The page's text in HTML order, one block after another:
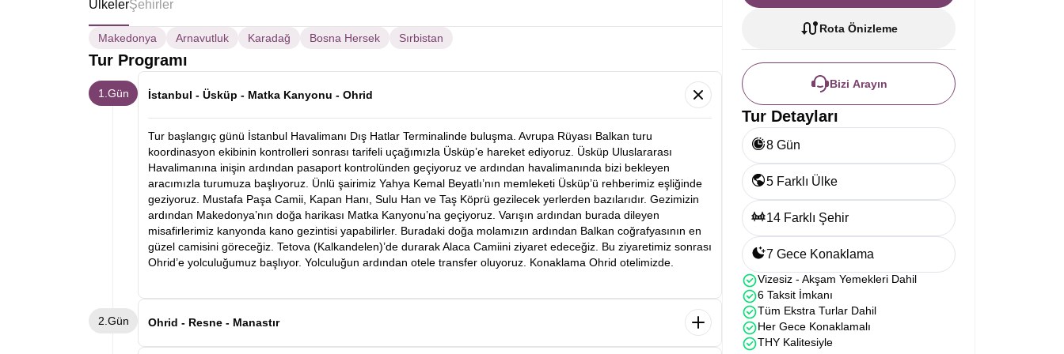
ÜlkelerŞehirler
Makedonya Arnavutluk Karadağ Bosna Hersek Sırbistan
Tur Programı
1.Gün İstanbul - Üsküp - Matka Kanyonu - Ohrid
Tur başlangıç günü İstanbul Havalimanı Dış Hatlar Terminalinde buluşma. Avrupa Rüyası Balkan turu
koordinasyon ekibinin kontrolleri sonrası tarifeli uçağımızla Üsküp’e hareket ediyoruz. Üsküp Uluslararası
Havalimanına inişin ardından pasaport kontrolünden geçiyoruz ve ardından havalimanında bizi bekleyen
aracımızla turumuza başlıyoruz. Ünlü şairimiz Yahya Kemal Beyatlı’nın memleketi Üsküp’ü rehberimiz eşliğinde
geziyoruz. Mustafa Paşa Camii, Kapan Hanı, Sulu Han ve Taş Köprü gezilecek yerlerden bazılarıdır. Gezimizin
ardından Makedonya’nın doğa harikası Matka Kanyonu’na geçiyoruz. Varışın ardından burada dileyen
misafirlerimiz kanyonda kano gezintisi yapabilirler. Buradaki doğa molamızın ardından Balkan coğrafyasının en
güzel camisini göreceğiz. Tetova (Kalkandelen)’de durarak Alaca Camiini ziyaret edeceğiz. Bu ziyaretimiz sonrası
Ohrid’e yolculuğumuz başlıyor. Yolculuğun ardından otele transfer oluyoruz. Konaklama Ohrid otelimizde.
2.Gün Ohrid - Resne - Manastır
Rota Önizleme
Bizi Arayın
Tur Detayları
8 Gün
5 Farklı Ülke
14 Farklı Şehir
7 Gece Konaklama
Vizesiz - Akşam Yemekleri Dahil
6 Taksit İmkanı
Tüm Ekstra Turlar Dahil
Her Gece Konaklamalı
THY Kalitesiyle